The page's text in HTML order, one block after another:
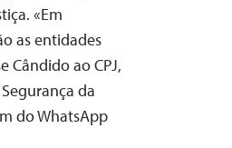
«Em
as entidades
Cândido ao CPJ,
da
do WhatsApp